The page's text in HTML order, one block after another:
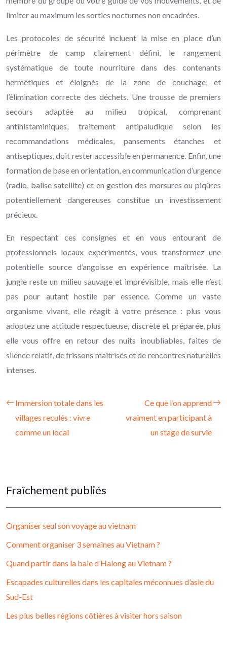
limiter au maximum les sorties nocturnes non encadrées.
Les protocoles de sécurité incluent la mise en place d’un
périmètre de camp clairement défini, le rangement
systématique de toute nourriture dans des contenants
hermétiques et éloignés de la zone de couchage, et
l’élimination correcte des déchets. Une trousse de premiers
secours adaptée au milieu tropical, comprenant
antihistaminiques, traitement antipaludique selon les
recommandations médicales, pansements étanches et
antiseptiques, doit rester accessible en permanence. Enfin, une
formation de base en orientation, en communication d’urgence
(radio, balise satellite) et en gestion des morsures ou piqûres
potentiellement dangereuses constitue un investissement
précieux.
En respectant ces consignes et en vous entourant de
professionnels locaux expérimentés, vous transformez une
potentielle source d’angoisse en expérience maîtrisée. La
jungle reste un milieu sauvage et imprévisible, mais elle n’est
pas pour autant hostile par essence. Comme un vaste
organisme vivant, elle réagit à votre présence : plus vous
adoptez une attitude respectueuse, discrète et préparée, plus
elle vous offre en retour des nuits inoubliables, faites de
silence relatif, de frissons maîtrisés et de rencontres naturelles
intenses.
Immersion totale dans les
villages reculés : vivre
comme un local
Ce que l’on apprend
vraiment en participant à
un stage de survie
Fraîchement publiés
Organiser seul son voyage au vietnam
Comment organiser 3 semaines au Vietnam ?
Quand partir dans la baie d’Halong au Vietnam ?
Escapades culturelles dans les capitales méconnues d’asie du
Sud-Est
Les plus belles régions côtières à visiter hors saison